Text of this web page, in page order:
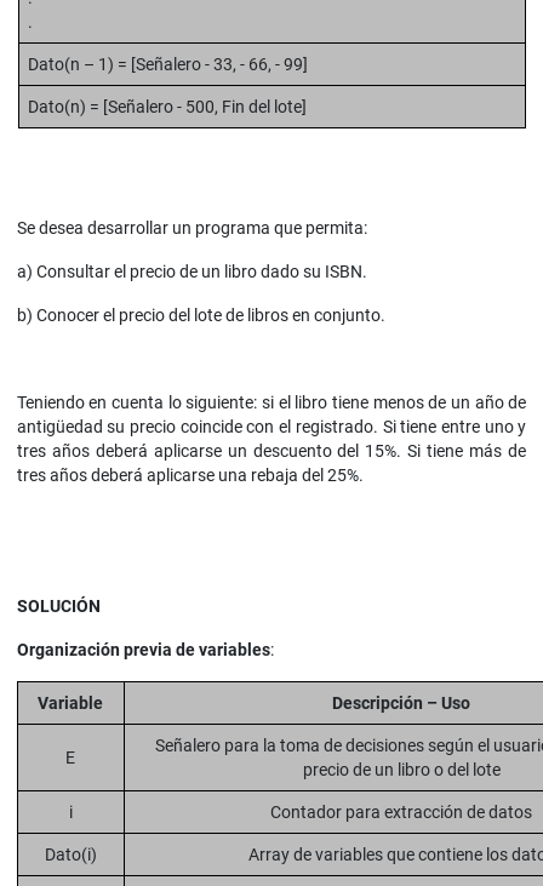
.
Dato(n – 1) = [Señalero - 33, - 66, - 99]
Dato(n) = [Señalero - 500, Fin del lote]
Se desea desarrollar un programa que permita:
a) Consultar el precio de un libro dado su ISBN.
b) Conocer el precio del lote de libros en conjunto.
Teniendo en cuenta lo siguiente: si el libro tiene menos de un año de
antigüedad su precio coincide con el registrado. Si tiene entre uno y
tres años deberá aplicarse un descuento del 15%. Si tiene más de
tres años deberá aplicarse una rebaja del 25%.
SOLUCIÓN
Organización previa de variables:
Variable Descripción – Uso
E
Señalero para la toma de decisiones según el
precio de un libro o del lote
i Contador para extracción de datos
Dato(i) Array de variables que contiene los